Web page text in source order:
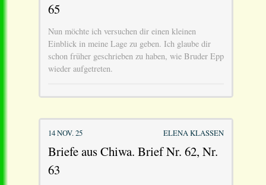
65
Nun möchte ich versuchen dir einen kleinen
Einblick in meine Lage zu geben. Ich glaube dir
schon früher geschrieben zu haben, wie Bruder Epp
wieder aufgetreten.
14 NOV. 25 ELENA KLASSEN
Briefe aus Chiwa. Brief Nr. 62, Nr.
63